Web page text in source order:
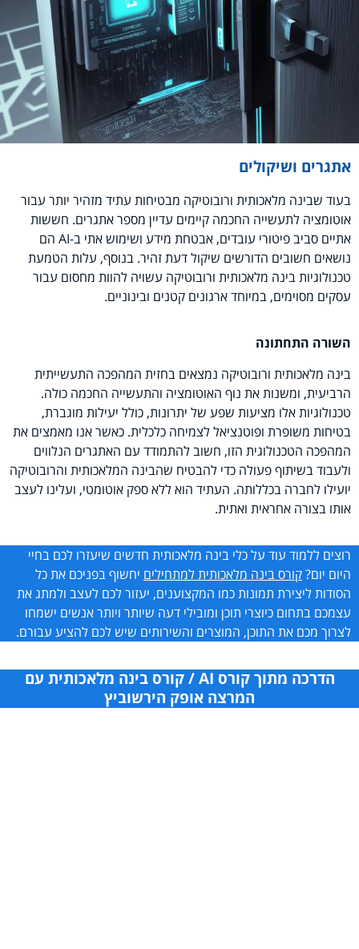
אתגרים ושיקולים
בעוד שבינה מלאכותית ורובוטיקה מבטיחות עתיד מזהיר יותר עבור
אוטומציה לתעשייה החכמה קיימים עדיין מספר אתגרים. חששות
אתיים סביב פיטורי עובדים, אבטחת מידע ושימוש אתי ב-AI הם
נושאים חשובים הדורשים שיקול דעת זהיר. בנוסף, עלות הטמעת
טכנולוגיות בינה מלאכותית ורובוטיקה עשויה להוות מחסום עבור
עסקים מסוימים, במיוחד ארגונים קטנים ובינוניים.
השורה התחתונה
בינה מלאכותית ורובוטיקה נמצאים בחזית המהפכה התעשייתית
הרביעית, ומשנות את נוף האוטומציה והתעשייה החכמה כולה.
טכנולוגיות אלו מציעות שפע של יתרונות, כולל יעילות מוגברת,
בטיחות משופרת ופוטנציאל לצמיחה כלכלית. כאשר אנו מאמצים את
המהפכה הטכנולוגית הזו, חשוב להתמודד עם האתגרים הנלווים
ולעבוד בשיתוף פעולה כדי להבטיח שהבינה המלאכותית והרובוטיקה
יועילו לחברה בכללותה. העתיד הוא ללא ספק אוטומטי, ועלינו לעצב
אותו בצורה אחראית ואתית.
רוצים ללמוד עוד על כלי בינה מלאכותית חדשים שיעזרו לכם בחיי
היום יום?קורס בינה מלאכותית למתחיליםיחשוף בפניכם את כל
הסודות ליצירת תמונות כמו המקצוענים, יעזור לכם לעצב ולמתג את
עצמכם בתחום כיוצרי תוכן ומובילי דעה שיותר ויותר אנשים ישמחו
לצרוך מכם את התוכן, המוצרים והשירותים שיש לכם להציע עבורם.
הדרכה מתוך קורס AI / קורס בינה מלאכותית עם
המרצה אופק הירשוביץ